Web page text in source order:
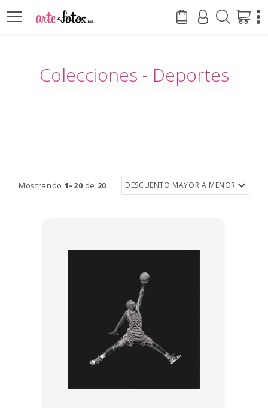
Colecciones - Deportes
Mostrando 1–20 de 20 DESCUENTO MAYOR A MENOR